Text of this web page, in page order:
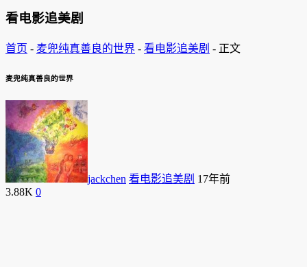
看电影追美剧
首页 - 麦兜纯真善良的世界 - 看电影追美剧 - 正文
麦兜纯真善良的世界
jackchen 看电影追美剧 17年前
3.88K 0